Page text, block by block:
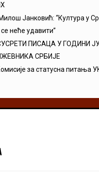
Јанковић: “Култура у
неће удавити”
ПИСАЦА У ГОДИНИ
СРБИЈЕ
за статусна питања